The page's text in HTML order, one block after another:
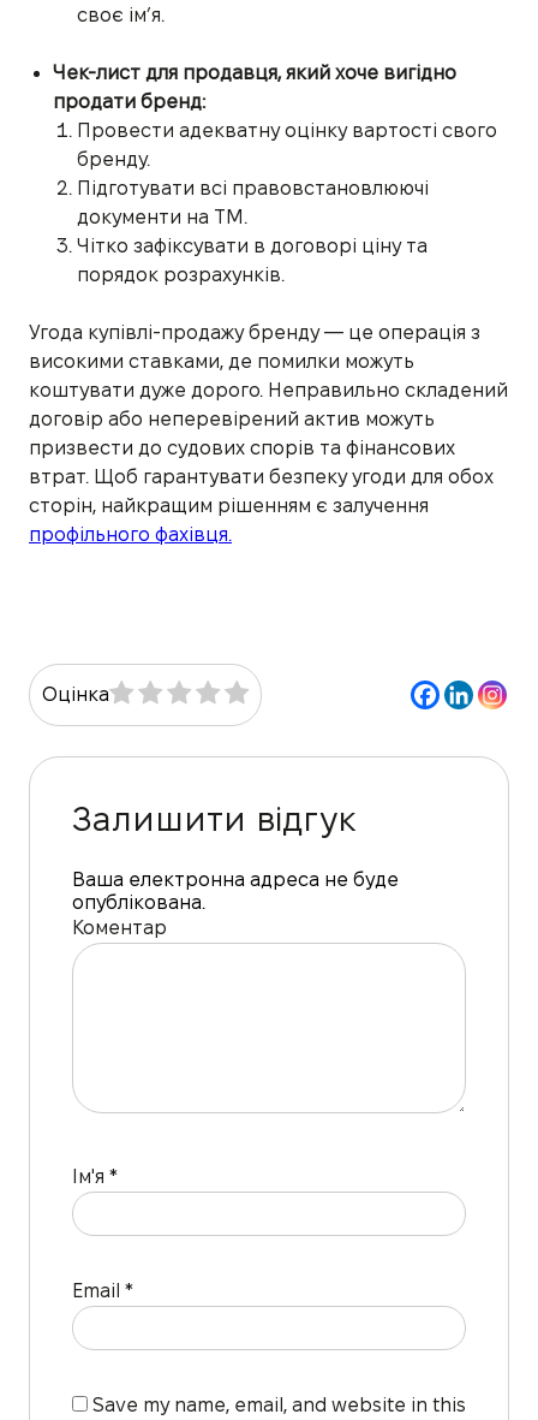
своє ім’я.
Чек-лист для продавця, який хоче вигідно
продати бренд:
Провести адекватну оцінку вартості свого
бренду.
Підготувати всі правовстановлюючі
документи на ТМ.
Чітко зафіксувати в договорі ціну та
порядок розрахунків.
Угода купівлі-продажу бренду — це операція з
високими ставками, де помилки можуть
коштувати дуже дорого. Неправильно складений
договір або неперевірений актив можуть
призвести до судових спорів та фінансових
втрат. Щоб гарантувати безпеку угоди для обох
сторін, найкращим рішенням є залучення
профільного фахівця.
Оцінка
Залишити відгук
Ваша електронна адреса не буде
опублікована.
Коментар
Ім'я *
Email *
Save my name, email, and website in this